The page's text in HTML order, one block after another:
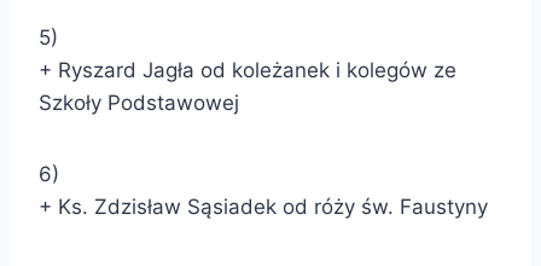
5)
+ Ryszard Jagła od koleżanek i kolegów ze
Szkoły Podstawowej
6)
+ Ks. Zdzisław Sąsiadek od róży św. Faustyny